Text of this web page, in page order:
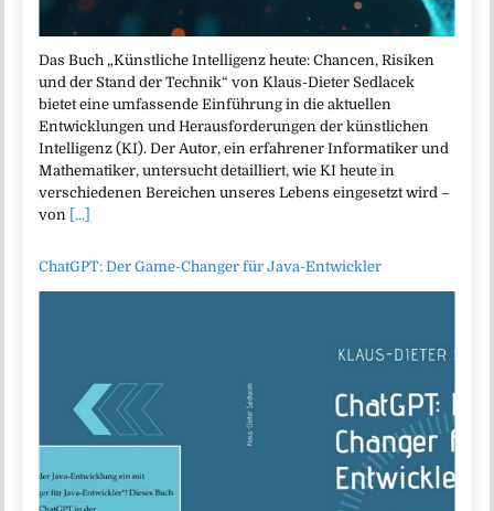
Das Buch „Künstliche Intelligenz heute: Chancen, Risiken
und der Stand der Technik“ von Klaus-Dieter Sedlacek
bietet eine umfassende Einführung in die aktuellen
Entwicklungen und Herausforderungen der künstlichen
Intelligenz (KI). Der Autor, ein erfahrener Informatiker und
Mathematiker, untersucht detailliert, wie KI heute in
verschiedenen Bereichen unseres Lebens eingesetzt wird –
von [...]
ChatGPT: Der Game-Changer für Java-Entwickler